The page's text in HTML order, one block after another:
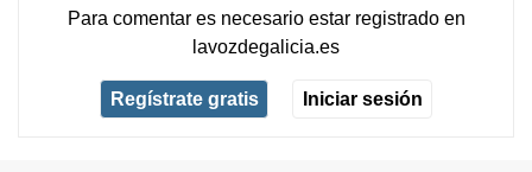
Para comentar es necesario estar registradoen
lavozdegalicia.es
Regístrate gratis Iniciar sesión